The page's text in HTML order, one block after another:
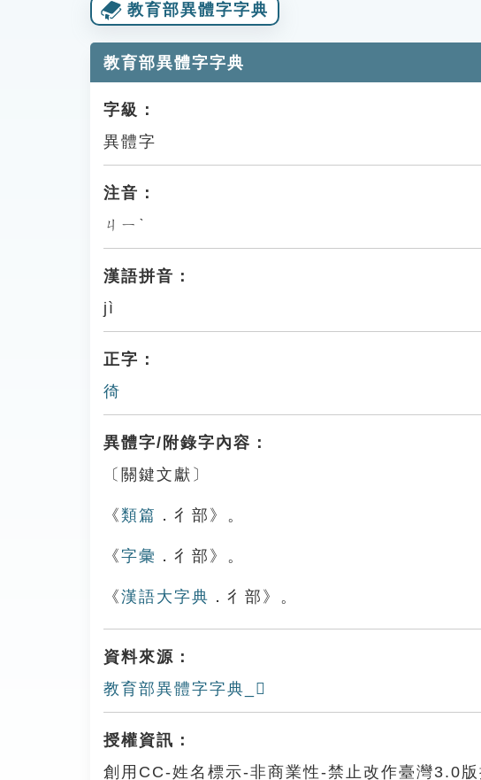
教育部異體字字典
教育部異體字字典
字級：
異體字
注音：
ㄐㄧˋ
漢語拼音：
jì
正字：
徛
異體字/附錄字內容：
〔關鍵文獻〕
《類篇 ．彳部》。
《字彙 ．彳部》。
《漢語大字典 ．彳部》。
資料來源：
教育部異體字字典_𢕗
授權資訊：
創用CC-姓名標示-非商業性-禁止改作臺灣3.0版